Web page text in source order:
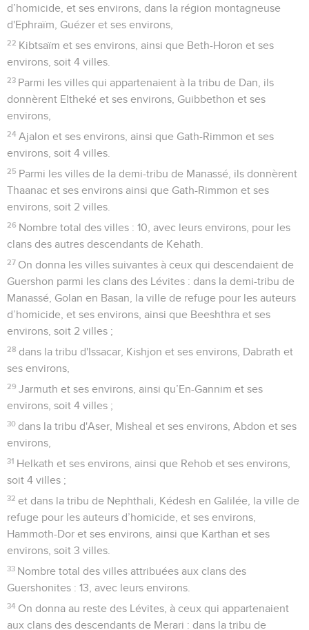
d’homicide, et ses environs, dans la région montagneuse
d'Ephraïm, Guézer et ses environs,
22 Kibtsaïm et ses environs, ainsi que Beth-Horon et ses
environs, soit 4 villes.
23 Parmi les villes qui appartenaient à la tribu de Dan, ils
donnèrent Eltheké et ses environs, Guibbethon et ses
environs,
24 Ajalon et ses environs, ainsi que Gath-Rimmon et ses
environs, soit 4 villes.
25 Parmi les villes de la demi-tribu de Manassé, ils donnèrent
Thaanac et ses environs ainsi que Gath-Rimmon et ses
environs, soit 2 villes.
26 Nombre total des villes : 10, avec leurs environs, pour les
clans des autres descendants de Kehath.
27 On donna les villes suivantes à ceux qui descendaient de
Guershon parmi les clans des Lévites : dans la demi-tribu de
Manassé, Golan en Basan, la ville de refuge pour les auteurs
d’homicide, et ses environs, ainsi que Beeshthra et ses
environs, soit 2 villes ;
28 dans la tribu d'Issacar, Kishjon et ses environs, Dabrath et
ses environs,
29 Jarmuth et ses environs, ainsi qu’En-Gannim et ses
environs, soit 4 villes ;
30 dans la tribu d'Aser, Misheal et ses environs, Abdon et ses
environs,
31 Helkath et ses environs, ainsi que Rehob et ses environs,
soit 4 villes ;
32 et dans la tribu de Nephthali, Kédesh en Galilée, la ville de
refuge pour les auteurs d’homicide, et ses environs,
Hammoth-Dor et ses environs, ainsi que Karthan et ses
environs, soit 3 villes.
33 Nombre total des villes attribuées aux clans des
Guershonites : 13, avec leurs environs.
34 On donna au reste des Lévites, à ceux qui appartenaient
aux clans des descendants de Merari : dans la tribu de